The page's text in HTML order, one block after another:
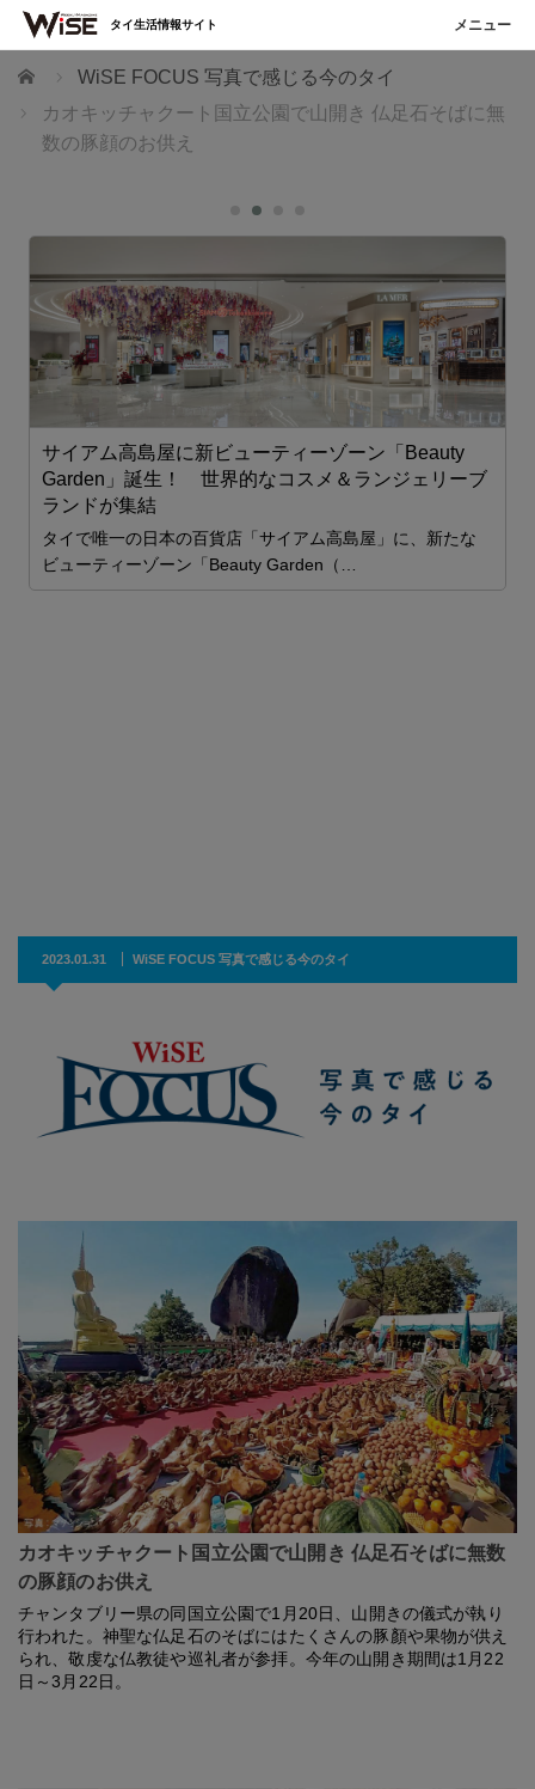
ホーム
WiSE FOCUS 写真で感じる今のタイ
カオキッチャクート国立公園で山開き 仏足石そばに無
数の豚顔のお供え
サイアム高島屋に新ビューティーゾーン「Beauty
Garden」誕生！ 世界的なコスメ＆ランジェリーブ
ランドが集結
タイで唯一の日本の百貨店「サイアム高島屋」に、新たな
ビューティーゾーン「Beauty Garden（…
2023.01.31 WiSE FOCUS 写真で感じる今のタイ
カオキッチャクート国立公園で山開き 仏足石そばに無数
の豚顔のお供え
チャンタブリー県の同国立公園で1月20日、山開きの儀式が執り
行われた。神聖な仏足石のそばにはたくさんの豚顏や果物が供え
られ、敬虔な仏教徒や巡礼者が参拝。今年の山開き期間は1月22
日～3月22日。
タイ生活情報サイト